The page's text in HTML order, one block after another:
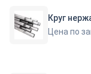
Цена по